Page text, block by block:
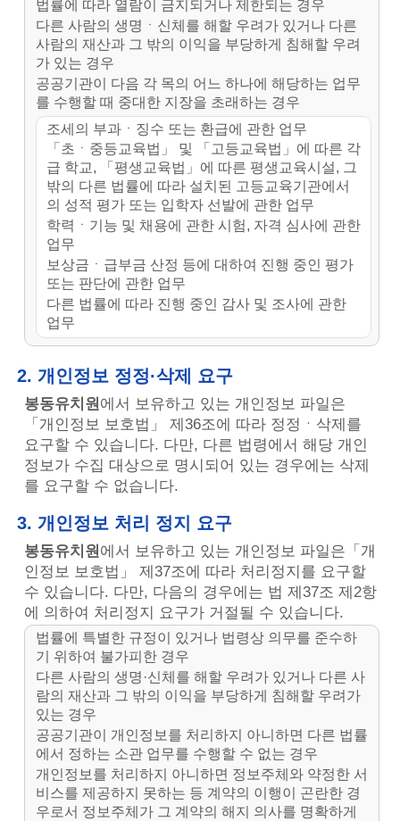
법률에 따라 열람이 금지되거나 제한되는 경우
다른 사람의 생명ㆍ신체를 해할 우려가 있거나 다른
사람의 재산과 그 밖의 이익을 부당하게 침해할 우려
가 있는 경우
공공기관이 다음 각 목의 어느 하나에 해당하는 업무
를 수행할 때 중대한 지장을 초래하는 경우
조세의 부과ㆍ징수 또는 환급에 관한 업무
「초ㆍ중등교육법」 및 「고등교육법」에 따른 각
급 학교, 「평생교육법」에 따른 평생교육시설, 그
밖의 다른 법률에 따라 설치된 고등교육기관에서
의 성적 평가 또는 입학자 선발에 관한 업무
학력ㆍ기능 및 채용에 관한 시험, 자격 심사에 관한
업무
보상금ㆍ급부금 산정 등에 대하여 진행 중인 평가
또는 판단에 관한 업무
다른 법률에 따라 진행 중인 감사 및 조사에 관한
업무
2. 개인정보 정정·삭제 요구
봉동유치원에서 보유하고 있는 개인정보 파일은
「개인정보 보호법」 제36조에 따라 정정ㆍ삭제를
요구할 수 있습니다. 다만, 다른 법령에서 해당 개인
정보가 수집 대상으로 명시되어 있는 경우에는 삭제
를 요구할 수 없습니다.
3. 개인정보 처리 정지 요구
봉동유치원에서 보유하고 있는 개인정보 파일은「개
인정보 보호법」 제37조에 따라 처리정지를 요구할
수 있습니다. 다만, 다음의 경우에는 법 제37조 제2항
에 의하여 처리정지 요구가 거절될 수 있습니다.
법률에 특별한 규정이 있거나 법령상 의무를 준수하
기 위하여 불가피한 경우
다른 사람의 생명·신체를 해할 우려가 있거나 다른 사
람의 재산과 그 밖의 이익을 부당하게 침해할 우려가
있는 경우
공공기관이 개인정보를 처리하지 아니하면 다른 법률
에서 정하는 소관 업무를 수행할 수 없는 경우
개인정보를 처리하지 아니하면 정보주체와 약정한 서
비스를 제공하지 못하는 등 계약의 이행이 곤란한 경
우로서 정보주체가 그 계약의 해지 의사를 명확하게